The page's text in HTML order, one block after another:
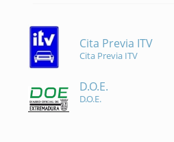
Cita Previa ITV
Cita Previa ITV
D.O.E.
D.O.E.